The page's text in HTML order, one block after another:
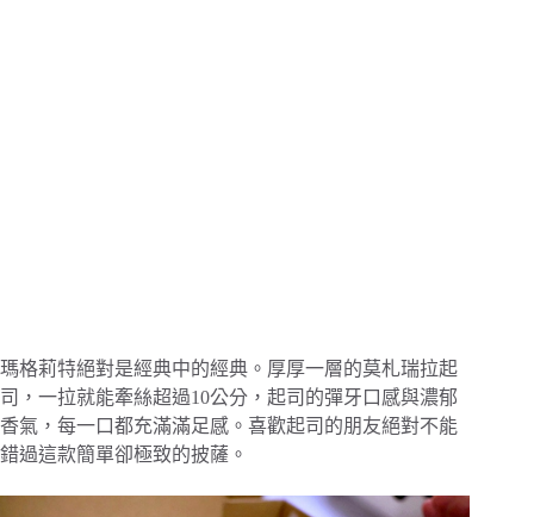
瑪格莉特絕對是經典中的經典。厚厚一層的莫札瑞拉起
司，一拉就能牽絲超過10公分，起司的彈牙口感與濃郁
香氣，每一口都充滿滿足感。喜歡起司的朋友絕對不能
錯過這款簡單卻極致的披薩。